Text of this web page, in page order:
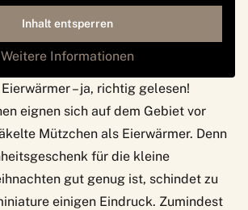
Inhalt entsperren
Weitere Informationen
– ja, richtig gelesen!
eignen sich auf dem Gebiet vor
Mützchen als Eierwärmer. Denn
für die kleine
gut genug ist, schindet zu
einigen Eindruck. Zumindest